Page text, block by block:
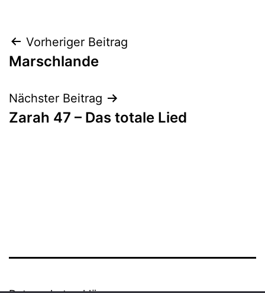
Beitrags-
Navigation
Vorheriger Beitrag
Marschlande
Nächster Beitrag
Zarah 47 – Das totale Lied